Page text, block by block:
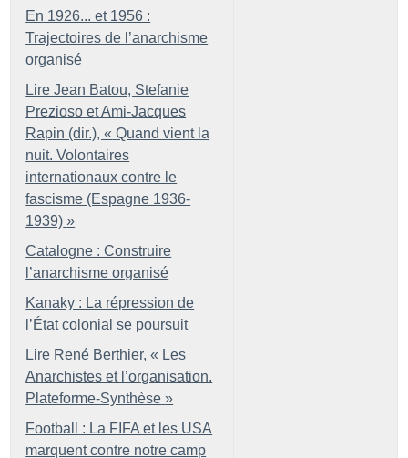
En 1926... et 1956 :
Trajectoires de l’anarchisme
organisé
Lire Jean Batou, Stefanie
Prezioso et Ami-Jacques
Rapin (dir.), « Quand vient la
nuit. Volontaires
internationaux contre le
fascisme (Espagne 1936-
1939) »
Catalogne : Construire
l’anarchisme organisé
Kanaky : La répression de
l’État colonial se poursuit
Lire René Berthier, « Les
Anarchistes et l’organisation.
Plateforme-Synthèse »
Football : La FIFA et les USA
marquent contre notre camp